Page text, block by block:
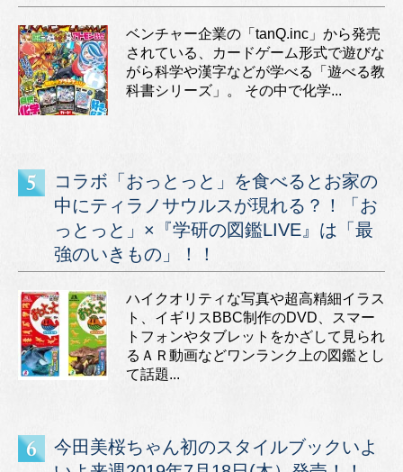
ベンチャー企業の「tanQ.inc」から発売
されている、カードゲーム形式で遊びな
がら科学や漢字などが学べる「遊べる教
科書シリーズ」。 その中で化学...
コラボ「おっとっと」を食べるとお家の
中にティラノサウルスが現れる？！「お
っとっと」×『学研の図鑑LIVE』は「最
強のいきもの」！！
ハイクオリティな写真や超高精細イラス
ト、イギリスBBC制作のDVD、スマー
トフォンやタブレットをかざして見られ
るＡＲ動画などワンランク上の図鑑とし
て話題...
今田美桜ちゃん初のスタイルブックいよ